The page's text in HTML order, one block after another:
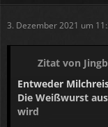
3. Dezember 2021 um
Zitat von
Entweder
Die Weißwurst
wird